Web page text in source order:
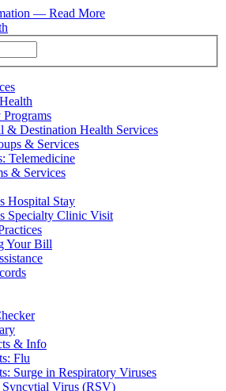
— Read More
& Destination Health Services
& Services
Telemedicine
& Services
Hospital Stay
Specialty Clinic Visit
Your Bill
& Info
Flu
Surge in Respiratory Viruses
Syncytial Virus (RSV)